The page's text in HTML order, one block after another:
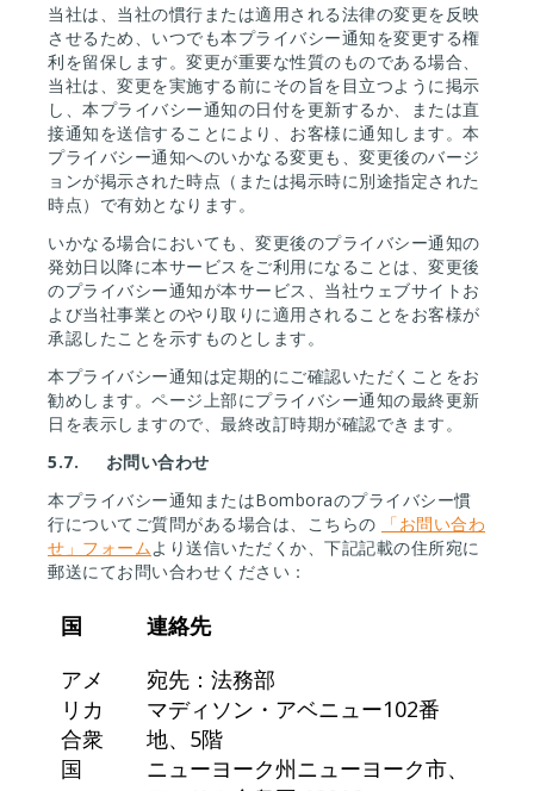
当社は、当社の慣行または適用される法律の変更を反映
させるため、いつでも本プライバシー通知を変更する権
利を留保します。変更が重要な性質のものである場合、
当社は、変更を実施する前にその旨を目立つように掲示
し、本プライバシー通知の日付を更新するか、または直
接通知を送信することにより、お客様に通知します。本
プライバシー通知へのいかなる変更も、変更後のバージ
ョンが掲示された時点（または掲示時に別途指定された
時点）で有効となります。
いかなる場合においても、変更後のプライバシー通知の
発効日以降に本サービスをご利用になることは、変更後
のプライバシー通知が本サービス、当社ウェブサイトお
よび当社事業とのやり取りに適用されることをお客様が
承認したことを示すものとします。
本プライバシー通知は定期的にご確認いただくことをお
勧めします。ページ上部にプライバシー通知の最終更新
日を表示しますので、最終改訂時期が確認できます。
5.7.
お問い合わせ
本プライバシー通知またはBomboraのプライバシー慣
行についてご質問がある場合は、こちらの
「お問い合わ
せ」フォームより送信いただくか、下記記載の住所宛に
郵送にてお問い合わせください：
国
連絡先
アメ
リカ
合衆
国
宛先：法務部
マディソン・アベニュー102番
地、5階
ニューヨーク州ニューヨーク市、